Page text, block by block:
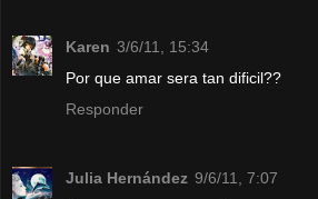
Karen 3/6/11, 15:34
Por que amar sera tan dificil??
Responder
Julia Hernández 9/6/11, 7:07